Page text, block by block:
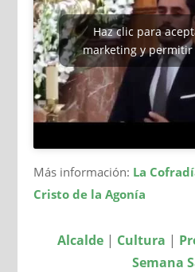
Haz clic para
marketing y permitir
Más información: La
Cristo de la Agonía
Alcalde | Cultura |
Semana